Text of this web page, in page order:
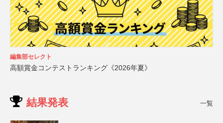
編集部セレクト
高額賞金コンテストランキング《2026年夏》
結果発表 一覧